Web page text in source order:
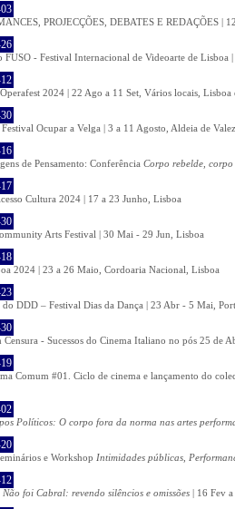
PROJECÇÕES, DEBATES E REDAÇÕES |
FUSO - Festival Internacional de Videoarte de Lisboa
2024 | 22 Ago a 11 Set, Vários locais, Lisboa
Festival Ocupar a Velga | 3 a 11 Agosto, Aldeia de
de Pensamento: Conferência Corpo rebelde,
Cultura 2024 | 17 a 23 Junho, Lisboa
Arts Festival | 30 Mai - 29 Jun, Lisboa
2024 | 23 a 26 Maio, Cordoaria Nacional, Lisboa
do DDD – Festival Dias da Dança | 23 Abr - 5 Mai,
Censura - Sucessos do Cinema Italiano no pós 25 de
Comum #01. Ciclo de cinema e lançamento do
Políticos: O corpo fora da norma nas artes
e Workshop Intimidades públicas,
Não foi Cabral: revendo silêncios e omissões | 16 Fev